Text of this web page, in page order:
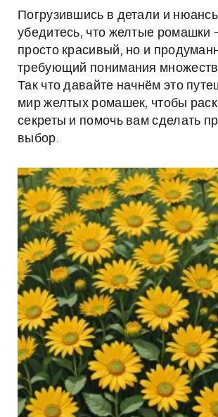
Погрузившись в детали и
убедитесь, что желтые ромашки
просто красивый, но и
требующий понимания
Так что давайте начнём это
мир желтых ромашек, чтобы
секреты и помочь вам сделать
выбор.